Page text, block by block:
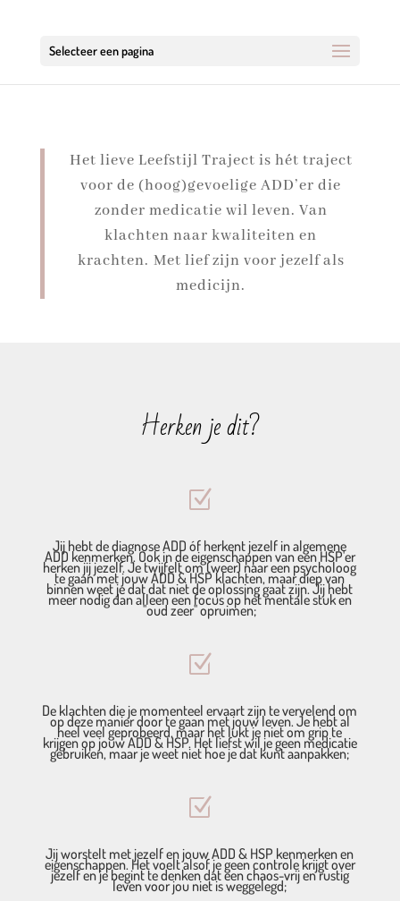
Selecteer een pagina
Het lieve Leefstijl Traject is hét traject
voor de (hoog)gevoelige ADD’er die
zonder medicatie wil leven. Van
klachten naar kwaliteiten en
krachten. Met lief zijn voor jezelf als
medicijn.
Herken je dit?
Z
Jij hebt de diagnose ADD óf herkent jezelf in algemene
ADD kenmerken. Ook in de eigenschappen van een HSP'er
herken jij jezelf. Je twijfelt om (weer) naar een psycholoog
te gaan met jouw ADD & HSP klachten, maar diep van
binnen weet je dat dat niet de oplossing gaat zijn. Jij hebt
meer nodig dan alleen een focus op het mentale stuk en
''oud zeer'' opruimen;
Z
De klachten die je momenteel ervaart zijn te vervelend om
op deze manier door te gaan met jouw leven. Je hebt al
heel veel geprobeerd, maar het lukt je niet om grip te
krijgen op jouw ADD & HSP. Het liefst wil je geen medicatie
gebruiken, maar je weet niet hoe je dat kunt aanpakken;
Z
Jij worstelt met jezelf en jouw ADD & HSP kenmerken en
eigenschappen. Het voelt alsof je geen controle krijgt over
jezelf en je begint te denken dat een chaos-vrij en rustig
leven voor jou niet is weggelegd;